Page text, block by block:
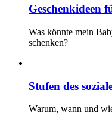
Geschenkideen
Was könnte mein
schenken?
Stufen des
Warum, wann und